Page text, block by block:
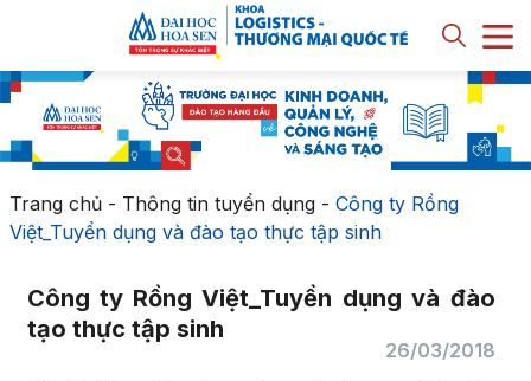
Trang chủ- Thông tin tuyển dụng- Công ty Rồng
Việt_Tuyển dụng và đào tạo thực tập sinh
Công ty Rồng Việt_Tuyển dụng và đào
tạo thực tập sinh
26/03/2018